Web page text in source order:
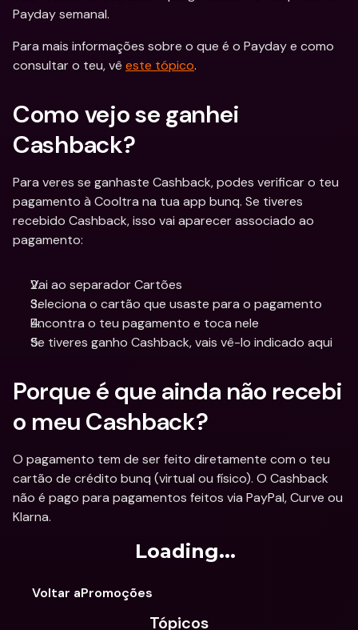
Payday semanal.
Para mais informações sobre o que é o Payday e como
consultar o teu, vê este tópico.
Como vejo se ganhei
Cashback?
Para veres se ganhaste Cashback, podes verificar o teu
pagamento à Cooltra na tua app bunq. Se tiveres
recebido Cashback, isso vai aparecer associado ao
pagamento:
Vai ao separador Cartões
Seleciona o cartão que usaste para o pagamento
Encontra o teu pagamento e toca nele
Se tiveres ganho Cashback, vais vê-lo indicado aqui
Porque é que ainda não recebi
o meu Cashback?
O pagamento tem de ser feito diretamente com o teu
cartão de crédito bunq (virtual ou físico). O Cashback
não é pago para pagamentos feitos via PayPal, Curve ou
Klarna.
Loading...
Voltar aPromoções
Tópicos